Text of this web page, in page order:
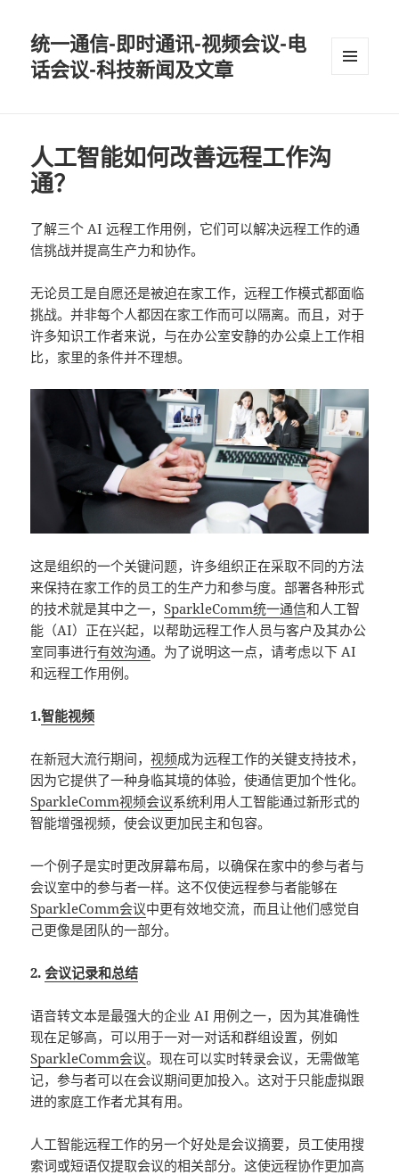
统一通信-即时通讯-视频会议-电
话会议-科技新闻及文章
人工智能如何改善远程工作沟
通？
了解三个 AI 远程工作用例，它们可以解决远程工作的通
信挑战并提高生产力和协作。
无论员工是自愿还是被迫在家工作，远程工作模式都面临
挑战。并非每个人都因在家工作而可以隔离。而且，对于
许多知识工作者来说，与在办公室安静的办公桌上工作相
比，家里的条件并不理想。
这是组织的一个关键问题，许多组织正在采取不同的方法
来保持在家工作的员工的生产力和参与度。部署各种形式
的技术就是其中之一，SparkleComm统一通信和人工智
能（AI）正在兴起，以帮助远程工作人员与客户及其办公
室同事进行有效沟通。为了说明这一点，请考虑以下 AI
和远程工作用例。
1.智能视频
在新冠大流行期间，视频成为远程工作的关键支持技术，
因为它提供了一种身临其境的体验，使通信更加个性化。
SparkleComm视频会议系统利用人工智能通过新形式的
智能增强视频，使会议更加民主和包容。
一个例子是实时更改屏幕布局，以确保在家中的参与者与
会议室中的参与者一样。这不仅使远程参与者能够在
SparkleComm会议中更有效地交流，而且让他们感觉自
己更像是团队的一部分。
2.会议记录和总结
语音转文本是最强大的企业 AI 用例之一，因为其准确性
现在足够高，可以用于一对一对话和群组设置，例如
SparkleComm会议。现在可以实时转录会议，无需做笔
记，参与者可以在会议期间更加投入。这对于只能虚拟跟
进的家庭工作者尤其有用。
人工智能远程工作的另一个好处是会议摘要，员工使用搜
索词或短语仅提取会议的相关部分。这使远程协作更加高